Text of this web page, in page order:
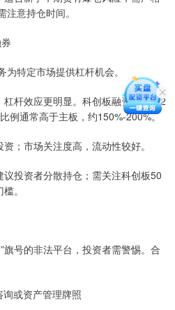
意持仓时间。
特定市场提供杠杆机会。
杆效应更明显。科创板融资标的约2
例通常高于主板，约150%-200%。
；市场关注度高，流动性较好。
投资者分散持仓；需关注科创板50
。
旗号的非法平台，投资者需警惕。合
或资产管理牌照